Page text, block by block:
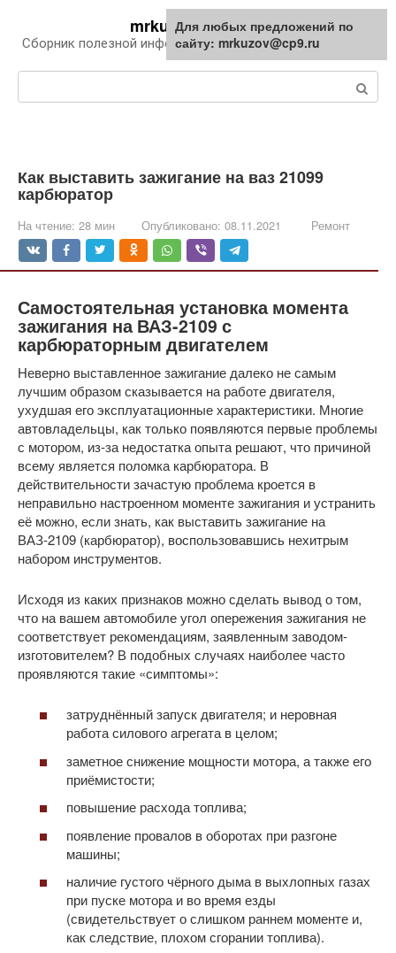
контенту
mrkuzov.ru
Сборник полезной информации про автомобили
Как выставить зажигание на ваз 21099
карбюратор
На чтение: 28 мин Опубликовано: 08.11.2021 Ремонт
Самостоятельная установка момента
зажигания на ВАЗ-2109 с
карбюраторным двигателем
Неверно выставленное зажигание далеко не самым
лучшим образом сказывается на работе двигателя,
ухудшая его эксплуатационные характеристики. Многие
автовладельцы, как только появляются первые проблемы
с мотором, из-за недостатка опыта решают, что причиной
всему является поломка карбюратора. В
действительности зачастую проблема кроется в
неправильно настроенном моменте зажигания и устранить
её можно, если знать, как выставить зажигание на
ВАЗ-2109 (карбюратор), воспользовавшись нехитрым
набором инструментов.
Исходя из каких признаков можно сделать вывод о том,
что на вашем автомобиле угол опережения зажигания не
соответствует рекомендациям, заявленным заводом-
изготовителем? В подобных случаях наиболее часто
проявляются такие «симптомы»:
затруднённый запуск двигателя; и неровная
работа силового агрегата в целом;
заметное снижение мощности мотора, а также его
приёмистости;
повышение расхода топлива;
появление провалов в оборотах при разгоне
машины;
наличие густого чёрного дыма в выхлопных газах
при пуске мотора и во время езды
(свидетельствует о слишком раннем моменте и,
как следствие, плохом сгорании топлива).
Для любых предложений по
сайту: mrkuzov@cp9.ru
Для любых предложений по
сайту: mrkuzov@cp9.ru